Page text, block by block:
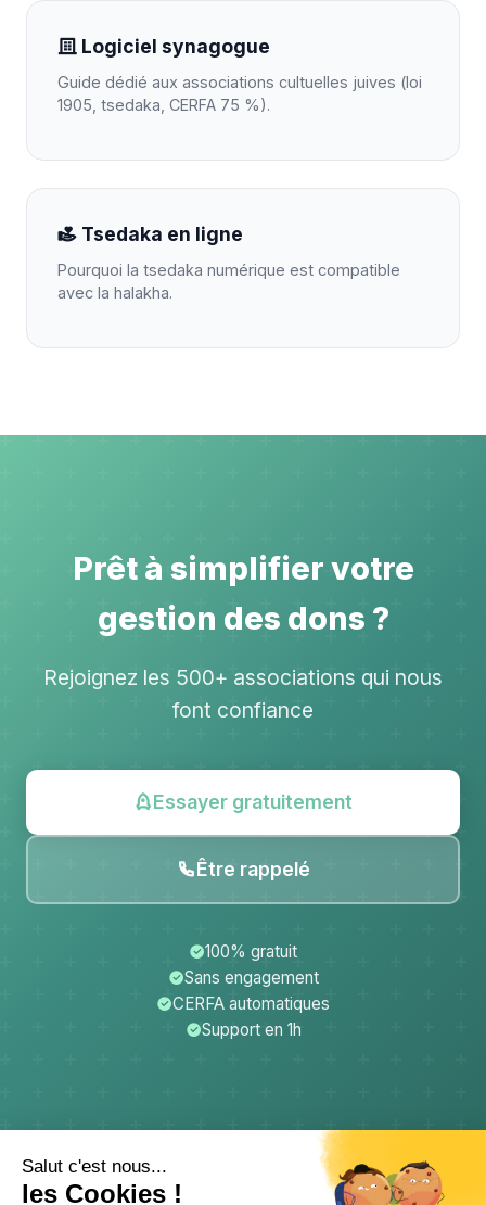
Logiciel synagogue
Guide dédié aux associations cultuelles juives (loi
1905, tsedaka, CERFA 75 %).
Tsedaka en ligne
Pourquoi la tsedaka numérique est compatible
avec la halakha.
Prêt à simplifier votre
gestion des dons ?
Rejoignez les 500+ associations qui nous
font confiance
Essayer gratuitement
Être rappelé
100% gratuit
Sans engagement
CERFA automatiques
Support en 1h